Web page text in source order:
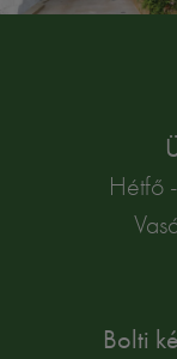
Hétfő
Bolti